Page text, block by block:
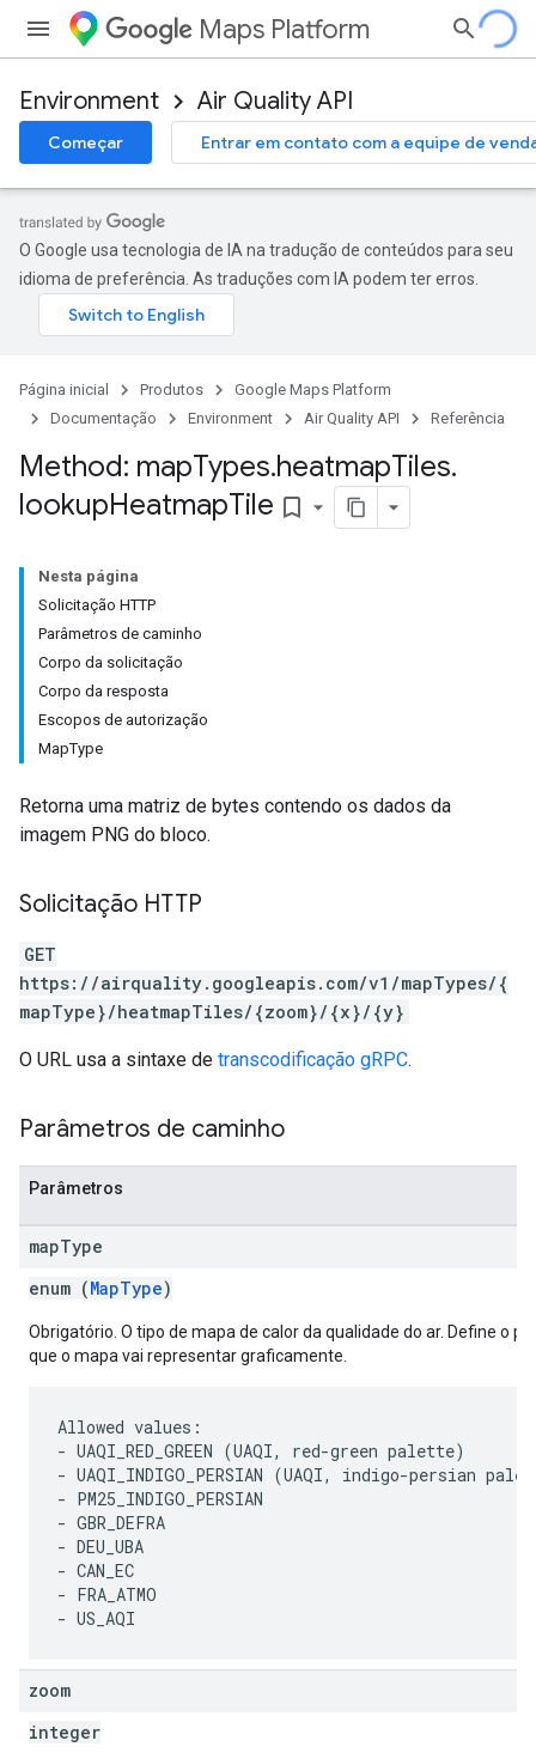
Maps Platform
Environment Air Quality API
Começar Entrar em contato com a equipe de
O Google usa tecnologia de IA na tradução de conteúdos para seu
idioma de preferência. As traduções com IA podem ter erros.
Página inicial Produtos
Google Maps Platform
Documentação
Environment Air Quality API Referência
Method: mapTypes.heatmapTiles.
lookupHeatmapTile bookmark_border
Nesta página
Solicitação HTTP
Parâmetros de caminho
Corpo da solicitação
Corpo da resposta
Escopos de autorização
MapType
Retorna uma matriz de bytes contendo os dados da
imagem PNG do bloco.
Solicitação HTTP
GET
https://airquality.googleapis.com/v1/mapTypes/{
mapType}/heatmapTiles/{zoom}/{x}/{y}
O URL usa a sintaxe de transcodificação gRPC.
Parâmetros de caminho
Parâmetros
mapType
enum (MapType)
Obrigatório. O tipo de mapa de calor da qualidade do ar. Define o
que o mapa vai representar graficamente.
Allowed values:
- UAQI_RED_GREEN (UAQI, red-green palette)
- UAQI_INDIGO_PERSIAN (UAQI, indigo-persian
- PM25_INDIGO_PERSIAN
- GBR_DEFRA
- DEU_UBA
- CAN_EC
- FRA_ATMO
zoom
integer